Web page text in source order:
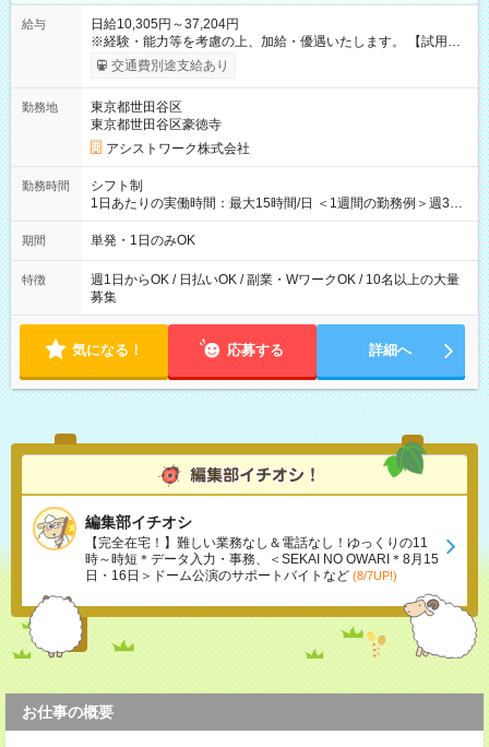
給与
日給10,305円～37,204円
※経験・能力等を考慮の上、加給・優遇いたします。 【試用期
間】試用期間なし
交通費別途支給あり
勤務地
東京都世田谷区
東京都世田谷区豪徳寺
アシストワーク株式会社
勤務時間
シフト制
1日あたりの実働時間：最大15時間/日 ＜1週間の勤務例＞週3回
勤務 勤務：月・水・金 休み：火・木・土・日 好きな時にお仕事
可能です！ ※1日あたりの最大実働時間は日勤、夜勤共に勤務し
期間 単発・1日のみOK
特徴
週1日からOK / 日払いOK / 副業・WワークOK / 10名以上の大量
募集
気になる！ 応募する 詳細へ
編集部イチオシ
【完全在宅！】難しい業務なし＆電話なし！ゆっくりの11
時～時短＊データ入力・事務、＜SEKAI NO OWARI＊8月15
日・16日＞ドーム公演のサポートバイトなど (8/7UP!)
お仕事の概要